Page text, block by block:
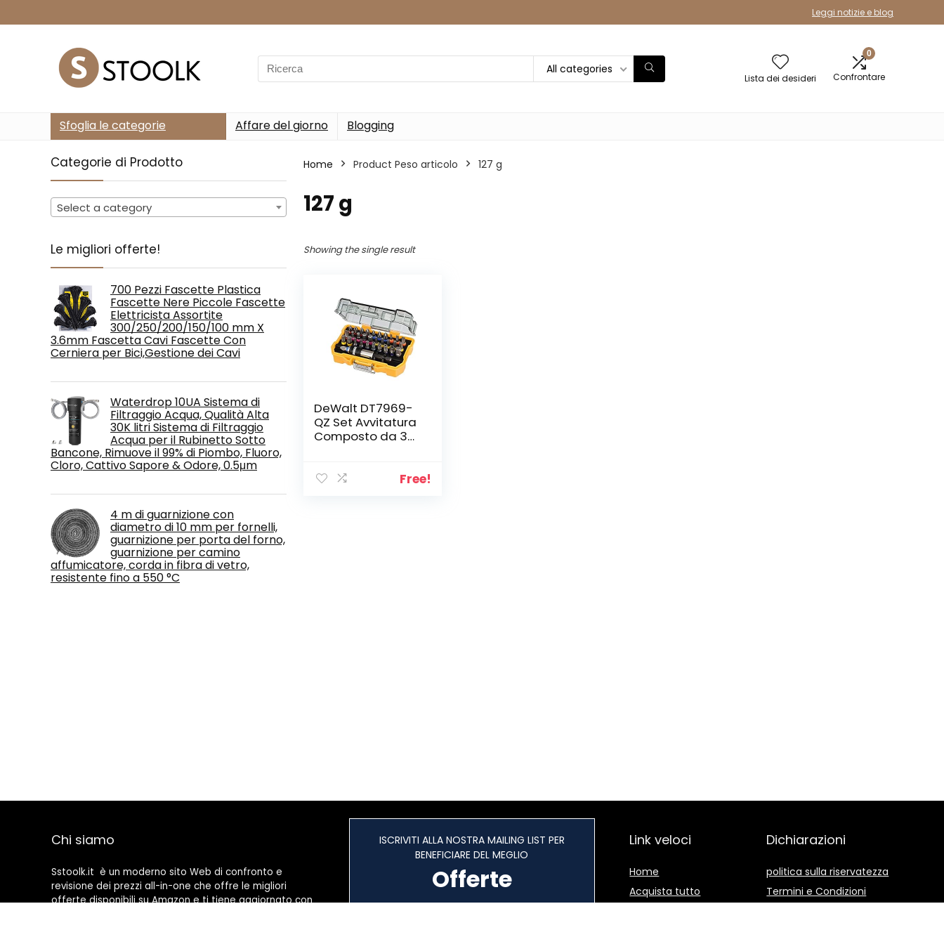
Leggi notizie e blog
Search
for:
All categories
Lista dei desideri
0
Confrontare
Sfoglia le categorie Affare del giorno Blogging
Categorie di Prodotto
Select a category
Le migliori offerte!
700 Pezzi Fascette Plastica
Fascette Nere Piccole Fascette
Elettricista Assortite
300/250/200/150/100 mm X
3.6mm Fascetta Cavi Fascette Con
Cerniera per Bici,Gestione dei Cavi
Waterdrop 10UA Sistema di
Filtraggio Acqua, Qualità Alta
30K litri Sistema di Filtraggio
Acqua per il Rubinetto Sotto
Bancone, Rimuove il 99% di Piombo, Fluoro,
Cloro, Cattivo Sapore & Odore, 0.5μm
4 m di guarnizione con
diametro di 10 mm per fornelli,
guarnizione per porta del forno,
guarnizione per camino
affumicatore, corda in fibra di vetro,
resistente fino a 550 °C
Home Product Peso articolo ‎127 g
‎127 g
Showing the single result
DeWalt DT7969-
QZ Set Avvitatura
Composto da 32
Magnetico 1/4″Free!
Chi siamo
Sstoolk.it è un moderno sito Web di confronto e
revisione dei prezzi all-in-one che offre le migliori
offerte disponibili su Amazon e ti tiene aggiornato con
ISCRIVITI ALLA NOSTRA MAILING LIST PER
BENEFICIARE DEL MEGLIO
Offerte
Link veloci
Home
Acquista tutto
Dichiarazioni
politica sulla riservatezza
Termini e Condizioni